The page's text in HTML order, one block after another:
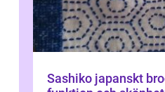
Sashiko japanskt broderi som förenar